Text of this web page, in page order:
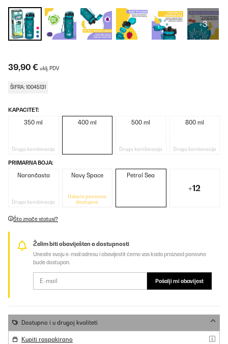
+3
39,90 € uklj. PDV
ŠIFRA: 10045131
KAPACITET:
350 ml
Druga kombinacija
400 ml 500 ml
Druga kombinacija
800 ml
Druga kombinacija
PRIMARNA BOJA:
Narančasta
Druga kombinacija
Navy Space
Uskoro ponovno
dostupno
Petrol Sea
+12
Što znače statusi?
Želim biti obaviješten o dostupnosti
Unesite svoju e-mail adresu i obavijestit ćemo vas kada proizvod ponovno
bude dostupan.
Pošalji mi obavijest
Dostupno i u drugoj kvaliteti
Kupiti raspakirano